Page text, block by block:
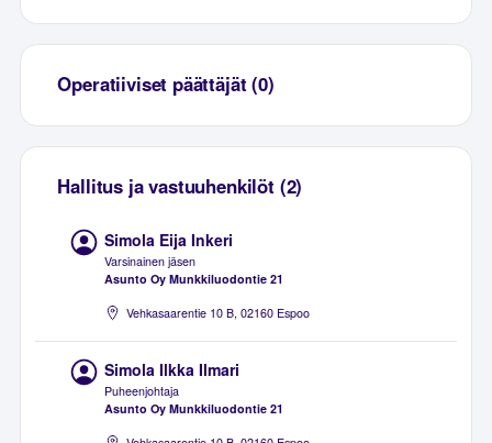
Operatiiviset päättäjät (0)
Hallitus ja vastuuhenkilöt (2)
Simola Eija Inkeri
Varsinainen jäsen
Asunto Oy Munkkiluodontie 21
Vehkasaarentie 10 B, 02160 Espoo
Simola Ilkka Ilmari
Puheenjohtaja
Asunto Oy Munkkiluodontie 21